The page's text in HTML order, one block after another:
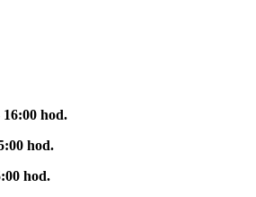
hod.
hod.
hod.